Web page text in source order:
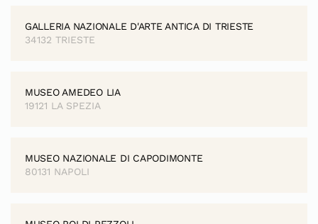
GALLERIA NAZIONALE D'ARTE ANTICA DI TRIESTE
34132 TRIESTE
MUSEO AMEDEO LIA
19121 LA SPEZIA
MUSEO NAZIONALE DI CAPODIMONTE
80131 NAPOLI